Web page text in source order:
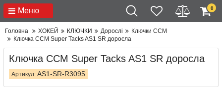
Меню 0
Головна ХОКЕЙ КЛЮЧКИ Дорослі
Ключки CCM
Ключка CCM Super Tacks AS1 SR доросла
Ключка CCM Super Tacks AS1 SR доросла
Артикул: AS1-SR-R3095